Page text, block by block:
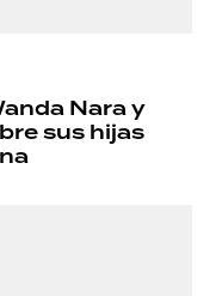
Nara y
sus hijas